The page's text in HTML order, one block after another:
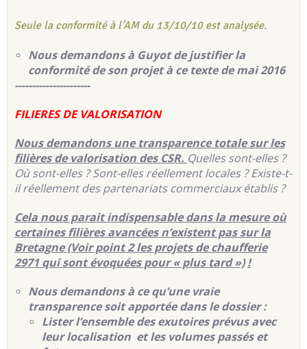
Seule la conformité à l’AM du 13/10/10 est analysée.
Nous demandons à Guyot de justifier la
conformité de son projet à ce texte de mai 2016
----------------------
FILIERES DE VALORISATION
Nous demandons une transparence totale sur les
filières de valorisation des CSR. Quelles sont-elles ?
Où sont-elles ? Sont-elles réellement locales ? Existe-t-
il réellement des partenariats commerciaux établis ?
Cela nous parait indispensable dans la mesure où
certaines filières avancées n’existent pas sur la
Bretagne (Voir point 2 les projets de chaufferie
2971 qui sont évoquées pour « plus tard ») !
Nous demandons à ce qu’une vraie
transparence soit apportée dans le dossier :
Lister l’ensemble des exutoires prévus avec
leur localisation et les volumes passés et